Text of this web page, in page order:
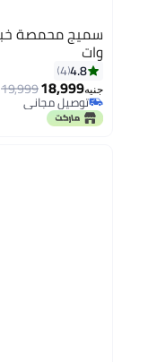
وات
4.8
4
جنيه18,999
19,999
توصيل مجاني
توصيل مجاني